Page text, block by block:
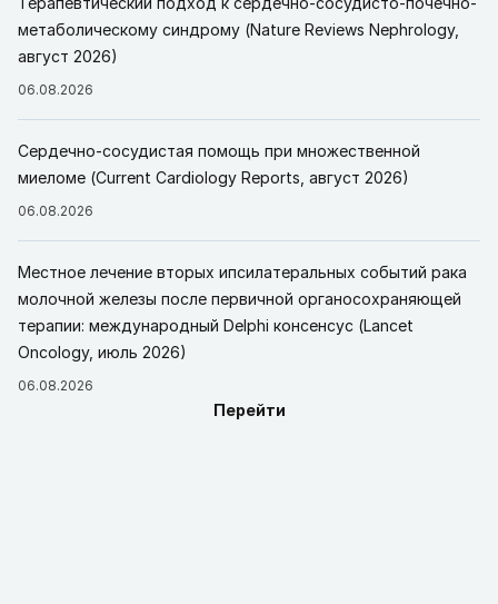
метаболическому синдрому (Nature Reviews Nephrology,
август 2026)
06.08.2026
Сердечно-сосудистая помощь при множественной
миеломе (Current Cardiology Reports, август 2026)
06.08.2026
Местное лечение вторых ипсилатеральных событий рака
молочной железы после первичной органосохраняющей
терапии: международный Delphi консенсус (Lancet
Oncology, июль 2026)
06.08.2026
Перейти